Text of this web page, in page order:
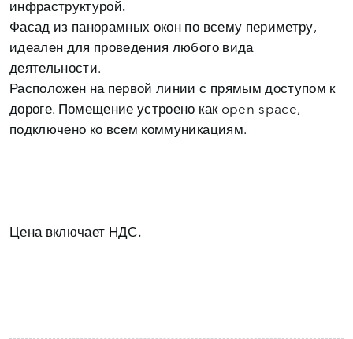
инфраструктурой.
Фасад из панорамных окон по всему периметру,
идеален для проведения любого вида
деятельности.
Расположен на первой линии с прямым доступом к
дороге. Помещение устроено как open-space,
Цена включает НДС.